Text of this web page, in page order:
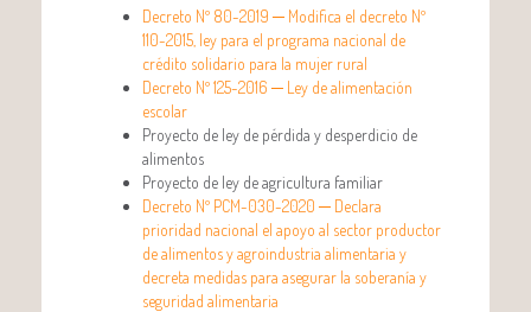
Decreto Nº 80-2019 ─ Modifica el decreto Nº
110-2015, ley para el programa nacional de
crédito solidario para la mujer rural
Decreto Nº 125-2016 ─ Ley de alimentación
escolar
Proyecto de ley de pérdida y desperdicio de
alimentos
Proyecto de ley de agricultura familiar
Decreto Nº PCM-030-2020 ─ Declara
prioridad nacional el apoyo al sector productor
de alimentos y agroindustria alimentaria y
decreta medidas para asegurar la soberanía y
seguridad alimentaria